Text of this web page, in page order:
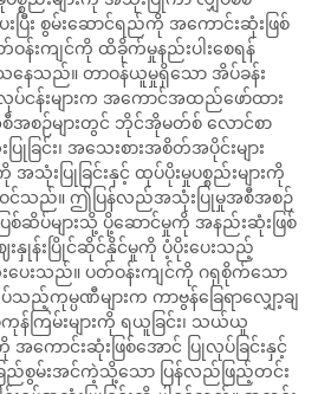
ပြီး စွမ်းဆောင်ရည်ကို အကောင်းဆုံးဖြစ်
ဝန်းကျင်ကို ထိခိုက်မှုနည်းပါးစေရန်
ေသည်။ တာဝန်ယူမှုရှိသော အိပ်ခန်း
ငန်းများက အကောင်အထည်ဖော်ထား
အစဉ်များတွင် ဘိုင်အိုမတ်စ် လောင်စာ
ခြင်း၊ အသေးစားအစိတ်အပိုင်းများ
ပြုခြင်းနှင့် ထုပ်ပိုးမှုပစ္စည်းများကို
ါဝင်သည်။ ဤပြန်လည်အသုံးပြုမှုအစီအစဉ်
ပြစ်ဆိပ်များသို့ ပို့ဆောင်မှုကို အနည်းဆုံးဖြစ်
းနှုန်းပြိုင်ဆိုင်နိုင်မှုကို ပံ့ပိုးပေးသည့်
းပေးသည်။ ပတ်ဝန်းကျင်ကို ဂရုစိုက်သော
သည့်ကုမ္ပဏီများက ကာဗွန်ခြေရာလျှော့ချ
န်ကြမ်းများကို ရယူခြင်း၊ သယ်ယူ
အကောင်းဆုံးဖြစ်အောင် ပြုလုပ်ခြင်းနှင့်
ြည်စွမ်းအင်ကဲ့သို့သော ပြန်လည်ဖြည့်တင်း